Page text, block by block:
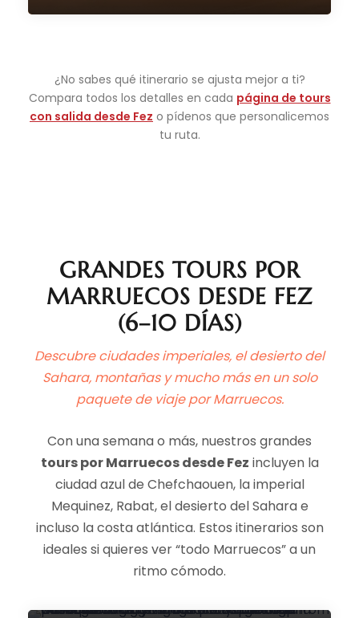
3 Días / 2 Noches
(181 Reviews)
¿No sabes qué itinerario se ajusta mejor a ti?
Compara todos los detalles en cada página de tours
con salida desde Fez o pídenos que personalicemos
tu ruta.
GRANDES TOURS POR
MARRUECOS DESDE FEZ
(6–10 DÍAS)
Descubre ciudades imperiales, el desierto del
Sahara, montañas y mucho más en un solo
paquete de viaje por Marruecos.
Con una semana o más, nuestros grandes
tours por Marruecos desde Fez incluyen la
ciudad azul de Chefchaouen, la imperial
Mequinez, Rabat, el desierto del Sahara e
incluso la costa atlántica. Estos itinerarios son
ideales si quieres ver “todo Marruecos” a un
ritmo cómodo.
TOUR DE 8 DÍAS POR EL
DESIERTO DE MARRUECOS DE